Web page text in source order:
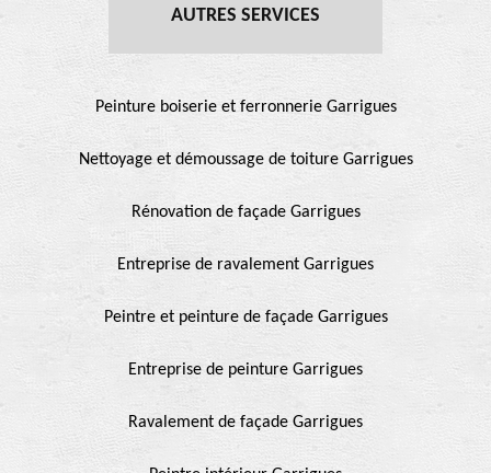
AUTRES SERVICES
Peinture boiserie et ferronnerie Garrigues
Nettoyage et démoussage de toiture Garrigues
Rénovation de façade Garrigues
Entreprise de ravalement Garrigues
Peintre et peinture de façade Garrigues
Entreprise de peinture Garrigues
Ravalement de façade Garrigues